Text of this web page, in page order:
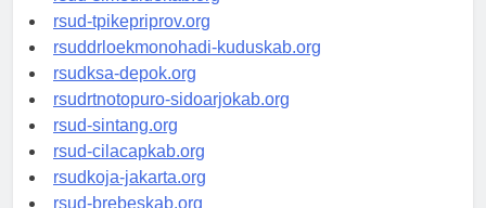
rsud-simeuluekab.org
rsud-tpikepriprov.org
rsuddrloekmonohadi-kuduskab.org
rsudksa-depok.org
rsudrtnotopuro-sidoarjokab.org
rsud-sintang.org
rsud-cilacapkab.org
rsudkoja-jakarta.org